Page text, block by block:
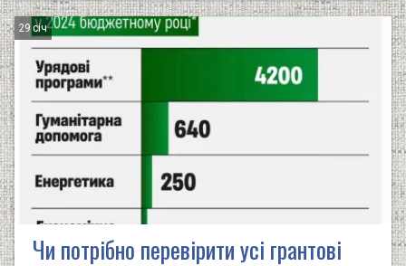
29 січ
Чи потрібно перевірити усі грантові